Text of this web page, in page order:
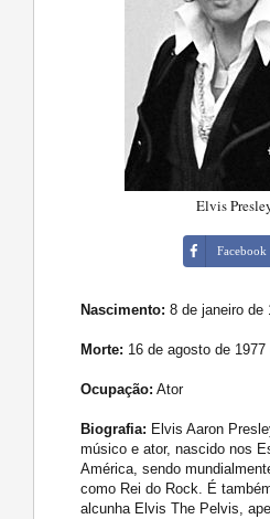
Elvis
Facebook
Nascimento: 8 de janeiro de
Morte: 16 de agosto de 1977
Ocupação: Ator
Biografia: Elvis Aaron
músico e ator, nascido nos
América, sendo
como Rei do Rock. É
alcunha Elvis The Pelvis,